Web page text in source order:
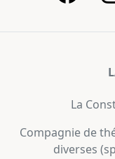
La
Compagnie de
diverses